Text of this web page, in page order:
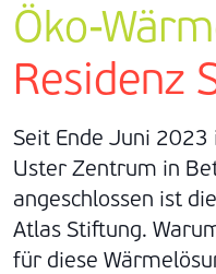
Öko-
Residenz
Seit Ende Juni
Uster Zentrum in
angeschlossen ist
Atlas Stiftung.
für diese